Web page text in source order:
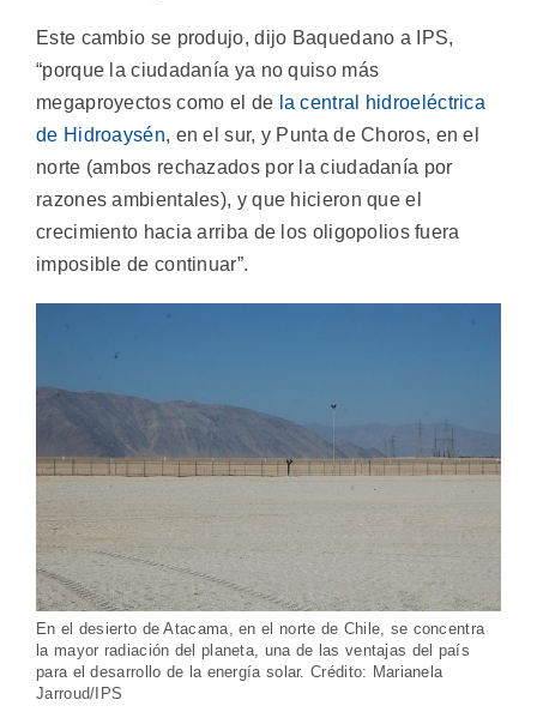
Este cambio se produjo, dijo Baquedano a IPS,
“porque la ciudadanía ya no quiso más
megaproyectos como el de la central hidroeléctrica
de Hidroaysén, en el sur, y Punta de Choros, en el
norte (ambos rechazados por la ciudadanía por
razones ambientales), y que hicieron que el
crecimiento hacia arriba de los oligopolios fuera
imposible de continuar”.
En el desierto de Atacama, en el norte de Chile, se concentra
la mayor radiación del planeta, una de las ventajas del país
para el desarrollo de la energía solar. Crédito: Marianela
Jarroud/IPS